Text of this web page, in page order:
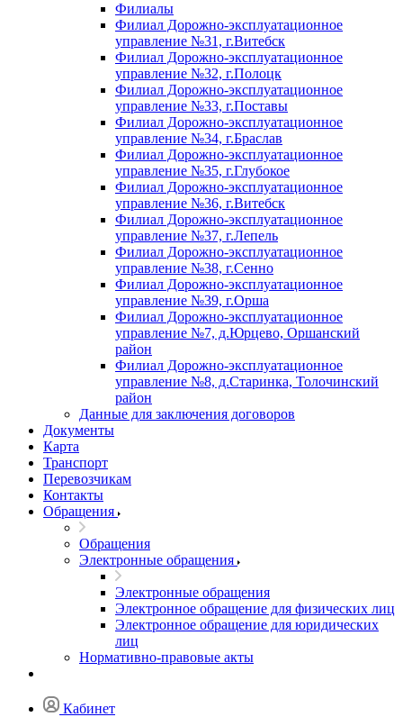
Филиалы
Филиал Дорожно-эксплуатационное
управление №31, г.Витебск
Филиал Дорожно-эксплуатационное
управление №32, г.Полоцк
Филиал Дорожно-эксплуатационное
управление №33, г.Поставы
Филиал Дорожно-эксплуатационное
управление №34, г.Браслав
Филиал Дорожно-эксплуатационное
управление №35, г.Глубокое
Филиал Дорожно-эксплуатационное
управление №36, г.Витебск
Филиал Дорожно-эксплуатационное
управление №37, г.Лепель
Филиал Дорожно-эксплуатационное
управление №38, г.Сенно
Филиал Дорожно-эксплуатационное
управление №39, г.Орша
Филиал Дорожно-эксплуатационное
управление №7, д.Юрцево, Оршанский
район
Филиал Дорожно-эксплуатационное
управление №8, д.Старинка, Толочинский
район
Данные для заключения договоров
Документы
Карта
Транспорт
Перевозчикам
Контакты
Обращения
Обращения
Электронные обращения
Электронные обращения
Электронное обращение для физических лиц
Электронное обращение для юридических
лиц
Нормативно-правовые акты
Кабинет